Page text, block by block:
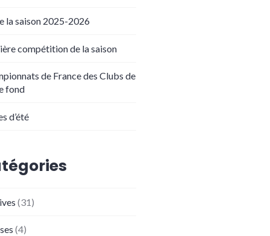
la saison 2025-2026
compétition de la saison
de France des Clubs de
fond
d’été
(31)
(4)